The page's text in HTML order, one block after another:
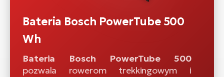
Bateria Bosch PowerTube 500
Wh
Bateria Bosch PowerTube 500
pozwala rowerom trekkingowym i